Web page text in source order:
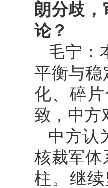
朗分歧
论？
毛宁：
平衡与稳
化、碎
致，中方
中方认
核裁军体
柱。继